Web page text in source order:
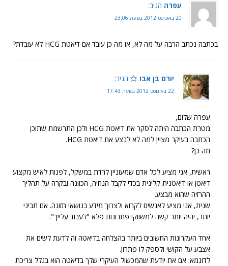
עפרה הגיב:
20 באוגוסט 2012 בשעה 23:06
בכתבה נכתב הרבה על מה לא, אז מה כן עובד אם דיאטת HCG לא עובדת?
יורם בן אבו הגיב:
22 באוגוסט 2012 בשעה 17:43
עפרה שלום,
מטרת הכתבה היתה לסקר את דיאטת HCG ולכן התרשמת שתוכן
הכתבה בעיקר מציין למה לא לבצע את דיאטת HCG.
מה כן?
ראשית, אני מציע לכל אדם שמעוניין לרדת במשקל, לפנות לאיש מקצוע
דיאטן או דיאטנית קלינית בכדי לקבל הנחיה, הכוונה ובקרה על תהליך
ההרזיה שהוא מבצע.
שנית, אני מציע לאנשים לקרוא ולצרוך מידע בנושאי תזונה. אם תביני
יותר, יהיה יותר קשה למשווקי פתרונות פלא "לעבוד עלייך".
אחד העקרונות החשובים ביותר בהצלחה בדיאטה זה לדעת לשים את
אצבע על הקושי ולספק לו פתרון.
לדוגמא: אם את יודעת שהמכשול העיקרי שלך בדיאטה הוא בגלל צריכת